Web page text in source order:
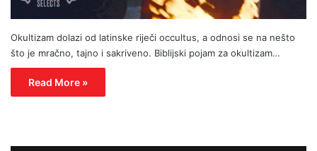
Okultizam dolazi od latinske riječi occultus, a odnosi se na nešto
što je mračno, tajno i sakriveno. Biblijski pojam za okultizam…
Read More »